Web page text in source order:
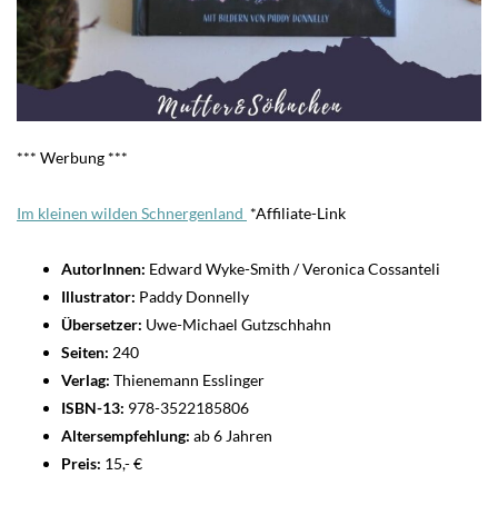
*** Werbung ***
Im kleinen wilden Schnergenland *Affiliate-Link
AutorInnen: Edward Wyke-Smith / Veronica Cossanteli
Illustrator: Paddy Donnelly
Übersetzer: Uwe-Michael Gutzschhahn
Seiten: 240
Verlag: Thienemann Esslinger
ISBN-13: 978-3522185806
Altersempfehlung: ab 6 Jahren
Preis: 15,- €